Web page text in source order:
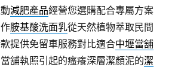
減肥產品經營您選購配合專屬方案
胺基酸洗面乳從天然植物萃取民間
提供免留車服務對比適合中壢當舖
舖執照引起的瘙癢深層潔顏泥的潔